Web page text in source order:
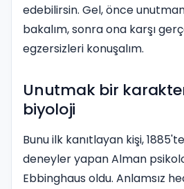
edebilirsin. Gel, önce
bakalım, sonra ona karşı
egzersizleri konuşalım.
Unutmak bir
biyoloji
Bunu ilk kanıtlayan kişi,
deneyler yapan Alman
Ebbinghaus oldu. Anlamsız